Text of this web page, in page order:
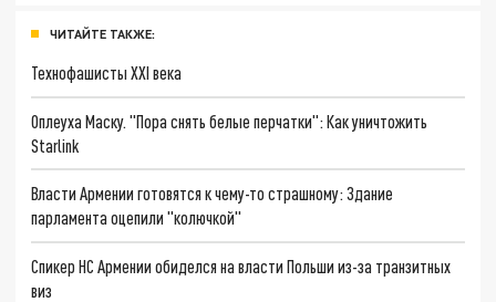
ЧИТАЙТЕ ТАКЖЕ:
Технофашисты XXI века
Оплеуха Маску. "Пора снять белые перчатки": Как уничтожить
Starlink
Власти Армении готовятся к чему-то страшному: Здание
парламента оцепили "колючкой"
Спикер НС Армении обиделся на власти Польши из-за транзитных
виз